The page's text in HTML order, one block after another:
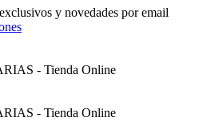
y novedades por email